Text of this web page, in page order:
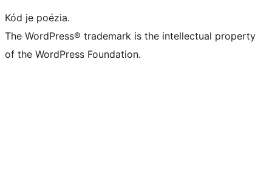
Kód je poézia.
The WordPress® trademark is the intellectual property
of the WordPress Foundation.